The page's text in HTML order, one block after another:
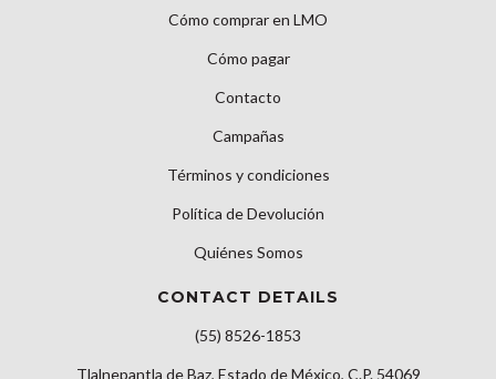
Cómo comprar en LMO
Cómo pagar
Contacto
Campañas
Términos y condiciones
Política de Devolución
Quiénes Somos
CONTACT DETAILS
(55) 8526-1853
Tlalnepantla de Baz, Estado de México, C.P. 54069